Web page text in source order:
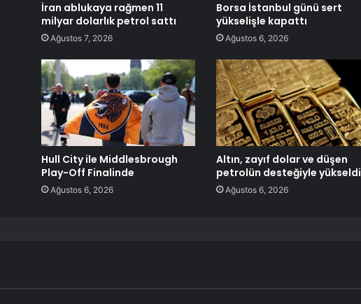
İran ablukaya rağmen 11
milyar dolarlık petrol sattı
Ağustos 7, 2026
Borsa İstanbul günü sert
yükselişle kapattı
Ağustos 6, 2026
Hull City ile Middlesbrough
Play-Off Finalinde
Ağustos 6, 2026
Altın, zayıf dolar ve düşen
petrolün desteğiyle yükseldi
Ağustos 6, 2026